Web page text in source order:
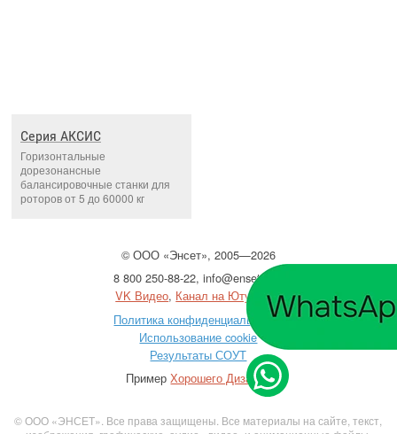
Серия АКСИС
Горизонтальные
дорезонансные
балансировочные станки для
роторов от 5 до 60000 кг
©ООО«Энсет», 2005—2026
8 800 250-88-22,info@enset.ru
VK Видео, Канал на Ютубе
Политика конфиденциальности
Использование cookie
Результаты СОУТ
ПримерХорошего Дизайна
© ООО «ЭНСЕТ». Все права защищены. Все материалы на сайте, текст,